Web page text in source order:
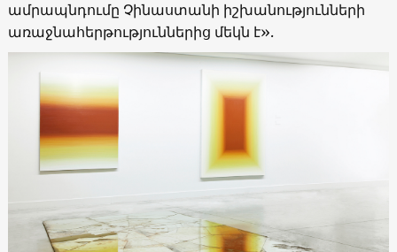
ամրապնդումը Չինաստանի իշխանությունների
առաջնահերթություններից մեկն է».